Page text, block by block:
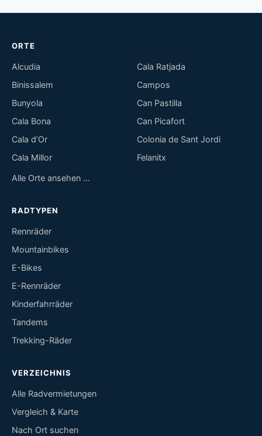
ORTE
Alcudia
Binissalem
Bunyola
Cala Bona
Cala d’Or
Cala Millor
Cala Ratjada
Campos
Can Pastilla
Can Picafort
Colonia de Sant Jordi
Felanitx
Alle Orte ansehen …
RADTYPEN
Rennräder
Mountainbikes
E-Bikes
E-Rennräder
Kinderfahrräder
Tandems
Trekking-Räder
VERZEICHNIS
Alle Radvermietungen
Vergleich & Karte
Nach Ort suchen